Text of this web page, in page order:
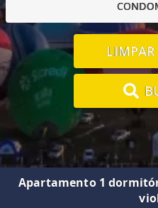
LIMPAR
Apartamento 1